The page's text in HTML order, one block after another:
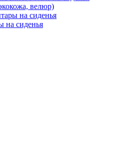
велюр)
на сиденья
на сиденья